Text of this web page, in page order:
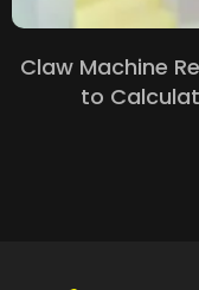
Claw Machine
to